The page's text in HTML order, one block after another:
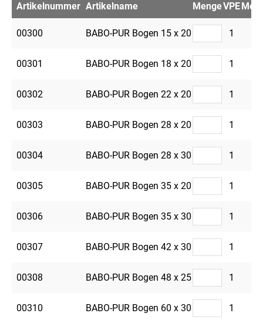
Artikelnummer Artikelname MengeVPE
00300 BABO-PUR Bogen 15 x 20 1
00301 BABO-PUR Bogen 18 x 20 1
00302 BABO-PUR Bogen 22 x 20 1
00303 BABO-PUR Bogen 28 x 20 1
00304 BABO-PUR Bogen 28 x 30 1
00305 BABO-PUR Bogen 35 x 20 1
00306 BABO-PUR Bogen 35 x 30 1
00307 BABO-PUR Bogen 42 x 30 1
00308 BABO-PUR Bogen 48 x 25 1
00310 BABO-PUR Bogen 60 x 30 1